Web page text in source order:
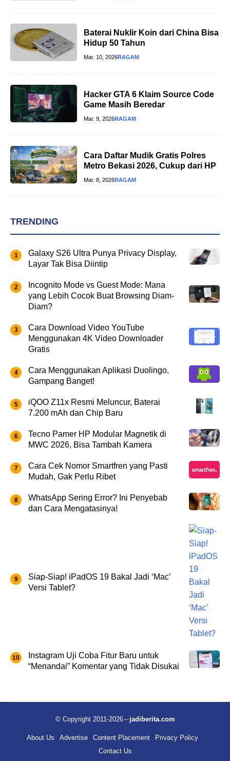
Baterai Nuklir Koin dari China Bisa
Hidup 50 Tahun
Mar. 10, 2026RAGAM
Hacker GTA 6 Klaim Source Code
Game Masih Beredar
Mar. 9, 2026RAGAM
Cara Daftar Mudik Gratis Polres
Metro Bekasi 2026, Cukup dari HP
Mar. 8, 2026RAGAM
TRENDING
Galaxy S26 Ultra Punya Privacy Display,
Layar Tak Bisa Diintip
Incognito Mode vs Guest Mode: Mana
yang Lebih Cocok Buat Browsing Diam-
Diam?
Cara Download Video YouTube
Menggunakan 4K Video Downloader
Gratis
Cara Menggunakan Aplikasi Duolingo,
Gampang Banget!
iQOO Z11x Resmi Meluncur, Baterai
7.200 mAh dan Chip Baru
Tecno Pamer HP Modular Magnetik di
MWC 2026, Bisa Tambah Kamera
Cara Cek Nomor Smartfren yang Pasti
Mudah, Gak Perlu Ribet
WhatsApp Sering Error? Ini Penyebab
dan Cara Mengatasinya!
Siap-Siap! iPadOS 19 Bakal Jadi ‘Mac’
Versi Tablet?
Instagram Uji Coba Fitur Baru untuk
“Menandai” Komentar yang Tidak Disukai
© Copyright 2011-2026 jadiberita.com
About Us Advertise Content Placement
Privacy Policy
Contact Us